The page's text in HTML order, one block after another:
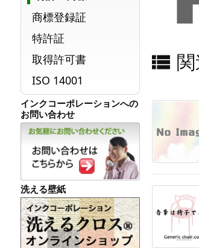

商標登録証
特許証
取得許可書
ISO 14001
インクコーポレーションへの
お問い合わせ
洗える壁紙